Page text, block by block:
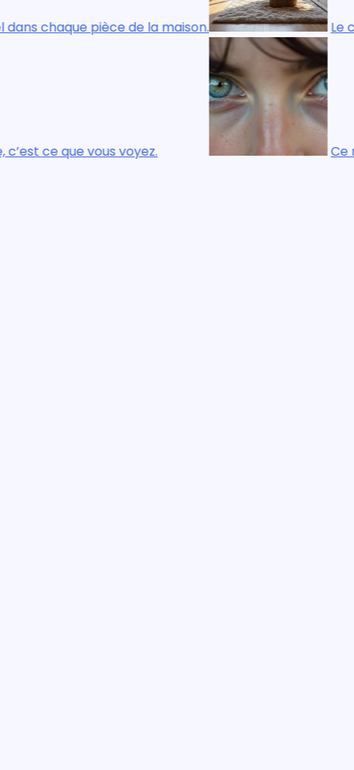
la maison. Le confort réel, visuel et
Ce n’est pas ce que